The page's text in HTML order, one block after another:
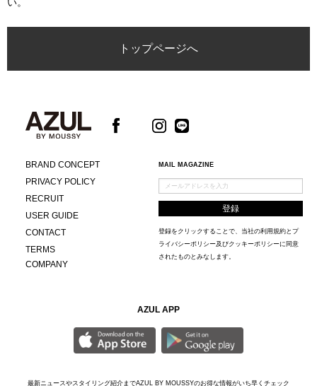
トップページへ
BRAND CONCEPT
PRIVACY POLICY
RECRUIT
USER GUIDE
CONTACT
TERMS
COMPANY
MAIL MAGAZINE
登録をクリックすることで、当社の利用規約とプ
ライバシーポリシー及びクッキーポリシーに同意
されたものとみなします。
AZUL APP
最新ニュースやスタイリング紹介までAZUL BY MOUSSYのお得な情報がいち早くチェック